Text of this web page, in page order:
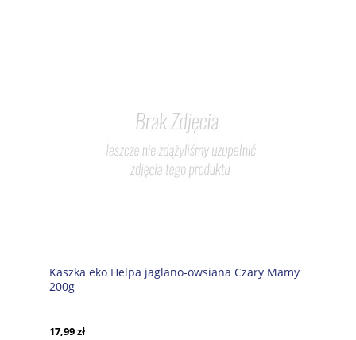
Kaszka eko Helpa jaglano-owsiana Czary Mamy
200g
17,99 zł